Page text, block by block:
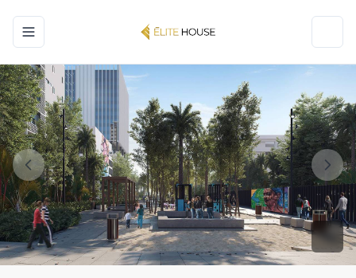
Toggle navigation menu